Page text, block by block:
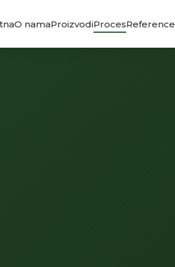
O namaProizvodiProcesReference